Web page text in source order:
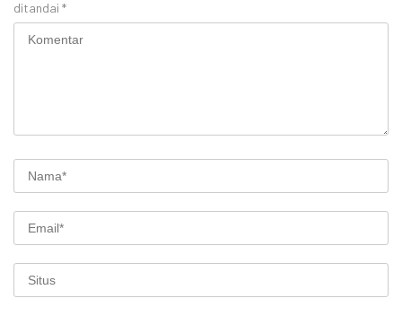
ditandai *